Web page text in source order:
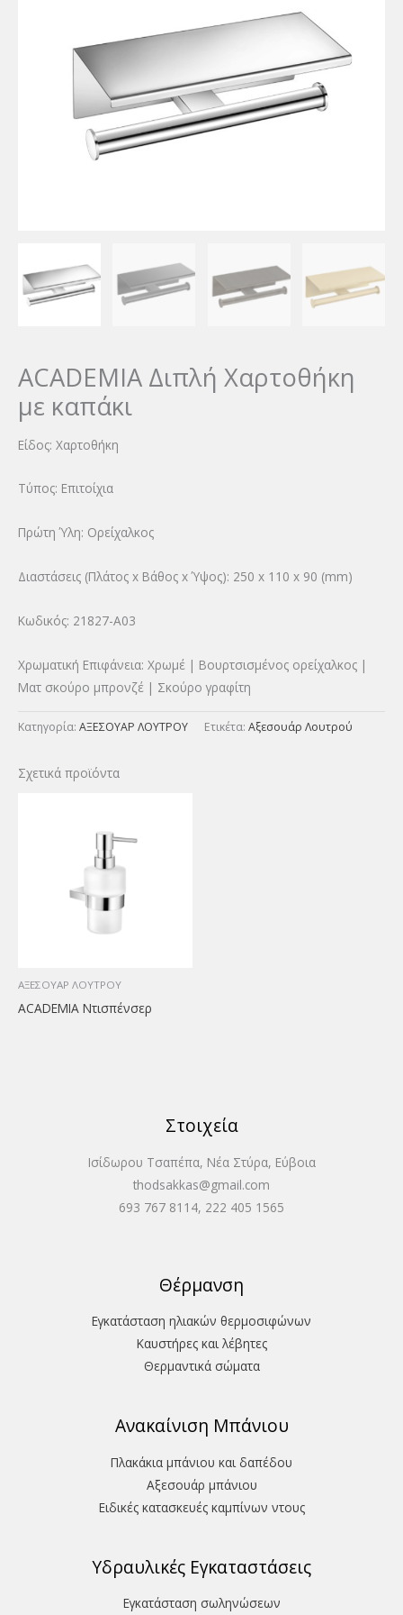
ACADEMIA Διπλή Χαρτοθήκη
με καπάκι
Είδος: Χαρτοθήκη
Τύπος: Επιτοίχια
Πρώτη Ύλη: Ορείχαλκος
Διαστάσεις (Πλάτος x Βάθος x Ύψος): 250 x 110 x 90 (mm)
Κωδικός: 21827-A03
Χρωματική Επιφάνεια: Χρωμέ | Βουρτσισμένος ορείχαλκος |
Ματ σκούρο μπρονζέ | Σκούρο γραφίτη
Κατηγορία: ΑΞΕΣΟΥΑΡ ΛΟΥΤΡΟΥ Ετικέτα: Αξεσουάρ Λουτρού
Σχετικά προϊόντα
ΑΞΕΣΟΥΑΡ ΛΟΥΤΡΟΥ
ACADEMIA Ντισπένσερ
Στοιχεία
Ισίδωρου Τσαπέπα, Νέα Στύρα, Εύβοια
thodsakkas@gmail.com
693 767 8114, 222 405 1565
Θέρμανση
Εγκατάσταση ηλιακών θερμοσιφώνων
Καυστήρες και λέβητες
Θερμαντικά σώματα
Ανακαίνιση Μπάνιου
Πλακάκια μπάνιου και δαπέδου
Aξεσουάρ μπάνιου
Ειδικές κατασκευές καμπίνων ντους
Υδραυλικές Εγκαταστάσεις
Εγκατάσταση σωληνώσεων